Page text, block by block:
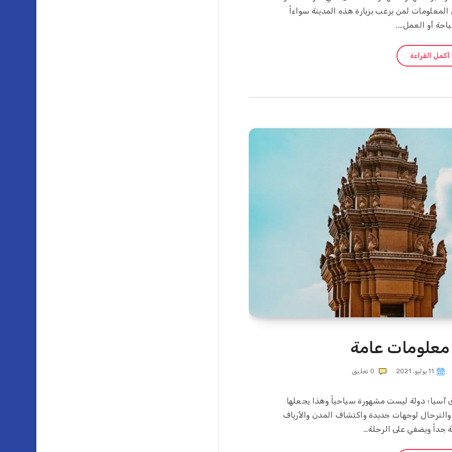
لمن يرغب بزيارة هذه المدينة سواءاً
أو العمل….
أكمل القراءة
معلومات عامة
11 يوليو، 2021 0 تعليق
دولة ليست مشهورة سياحياً وهذا يجعلها
لوجهات جديدة واكتشاف المدن والأرياف
جداً ويضفي على الرحلة…